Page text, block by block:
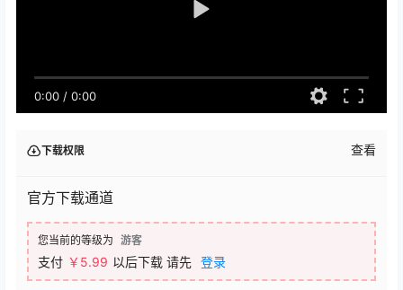
0:00 / 0:00
下载权限 查看
官方下载通道
您当前的等级为 游客
支付 ￥ 5.99 以后下载 请先 登录